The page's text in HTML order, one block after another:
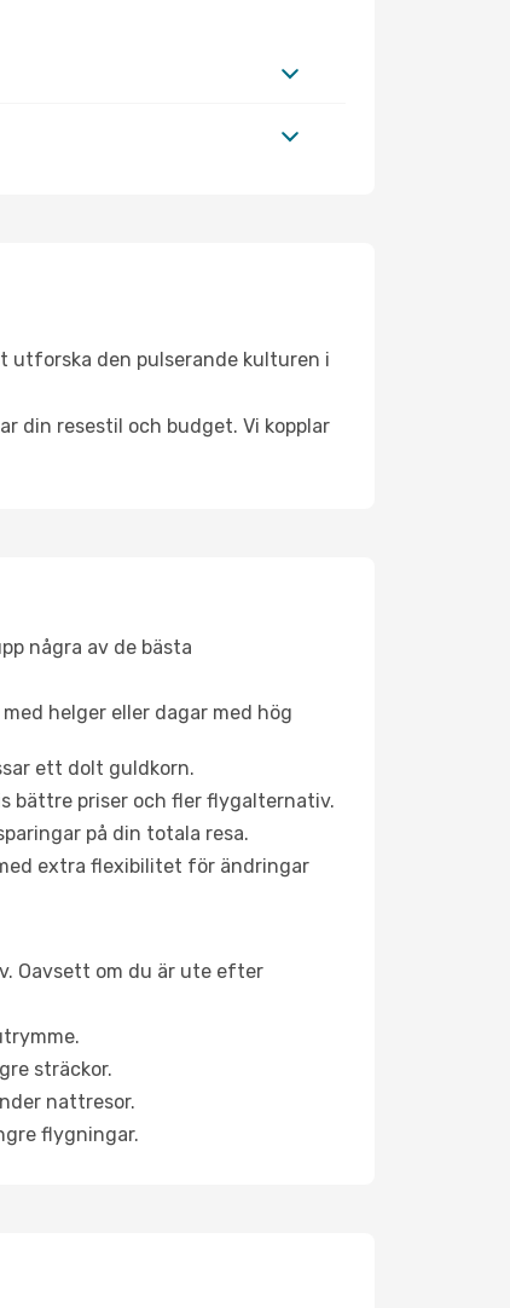
utforska den pulserande kulturen i
din resestil och budget. Vi kopplar
några av de bästa
helger eller dagar med hög
ett dolt guldkorn.
bättre priser och fler flygalternativ.
på din totala resa.
extra flexibilitet för ändringar
Oavsett om du är ute efter
sträckor.
nattresor.
flygningar.